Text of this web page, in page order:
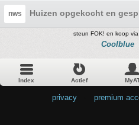
nws Huizen opgekocht en
steun FOK! en koop
Coolblue
Index Actief
privacy premium